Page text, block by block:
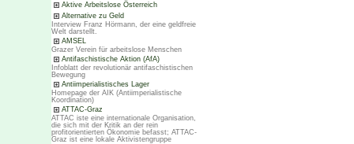
Aktive Arbeitslose Österreich
Alternative zu Geld
Interview Franz Hörmann, der eine geldfreie
Welt darstellt.
AMSEL
Grazer Verein für arbeitslose Menschen
Antifaschistische Aktion (AfA)
Infoblatt der revolutionär antifaschistischen
Bewegung
Antiimperialistisches Lager
Homepage der AIK (Antiimperialistische
Koordination)
ATTAC-Graz
ATTAC iste eine internationale Organisation,
die sich mit der Kritik an der rein
profitorientierten Ökonomie befasst; ATTAC-
Graz ist eine lokale Aktivistengruppe